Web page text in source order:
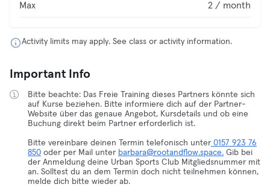
Max 2 / month
Activity limits may apply. See class or activity information.
Important Info
Bitte beachte: Das Freie Training dieses Partners könnte sich
auf Kurse beziehen. Bitte informiere dich auf der Partner-
Website über das genaue Angebot, Kursdetails und ob eine
Buchung direkt beim Partner erforderlich ist.
Bitte vereinbare deinen Termin telefonisch unter0157 923 76
850 oder per Mail unter barbara@rootandflow.space. Gib bei
der Anmeldung deine Urban Sports Club Mitgliedsnummer mit
an. Solltest du an dem Termin doch nicht teilnehmen können,
melde dich bitte wieder ab.